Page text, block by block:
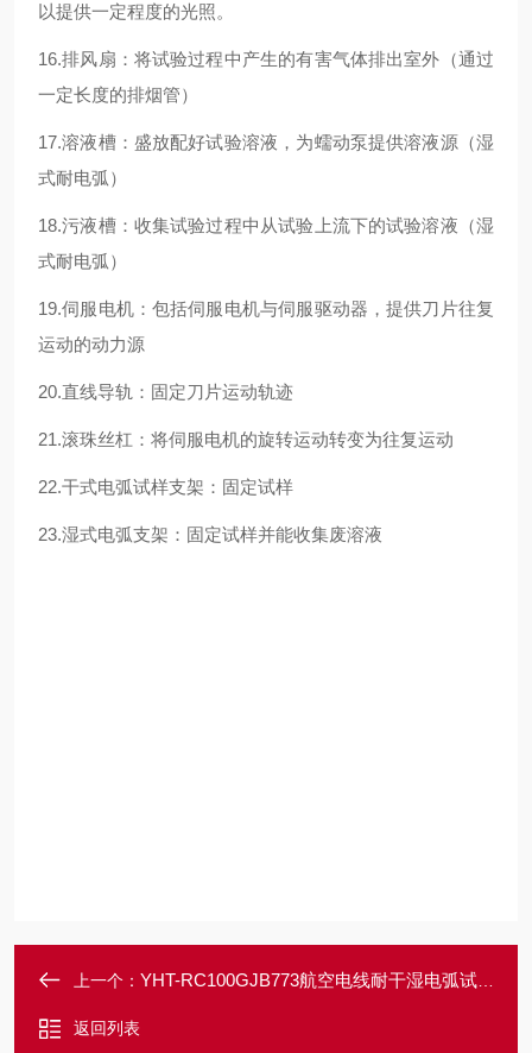
以提供一定程度的光照。
16.排风扇：将试验过程中产生的有害气体排出室外（通过
一定长度的排烟管）
17.溶液槽：盛放配好试验溶液，为蠕动泵提供溶液源（湿
式耐电弧）
18.污液槽：收集试验过程中从试验上流下的试验溶液（湿
式耐电弧）
19.伺服电机：包括伺服电机与伺服驱动器，提供刀片往复
运动的动力源
20.直线导轨：固定刀片运动轨迹
21.滚珠丝杠：将伺服电机的旋转运动转变为往复运动
22.干式电弧试样支架：固定试样
23.湿式电弧支架：固定试样并能收集废溶液
上一个： YHT-RC100GJB773航空电线耐干湿电弧试验装置
返回列表